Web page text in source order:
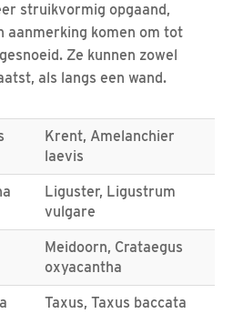
struikvormig opgaand,
aanmerking komen om tot
Ze kunnen zowel
als langs een wand.
Krent, Amelanchier
laevis
Liguster, Ligustrum
vulgare
Meidoorn, Crataegus
oxyacantha
Taxus, Taxus baccata